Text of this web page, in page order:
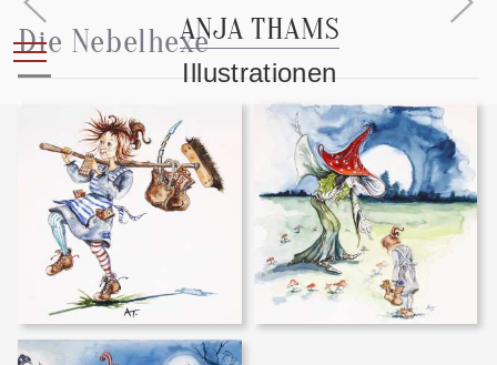
Mobile Menu Toggle
ANJA THAMS
Illustrationen
Die Nebelhexe